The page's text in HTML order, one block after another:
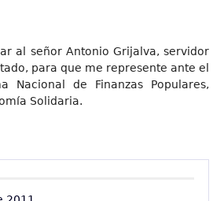
al señor Antonio Grijalva, servidor
para que me represente ante el
Nacional de Finanzas Populares,
Solidaria.